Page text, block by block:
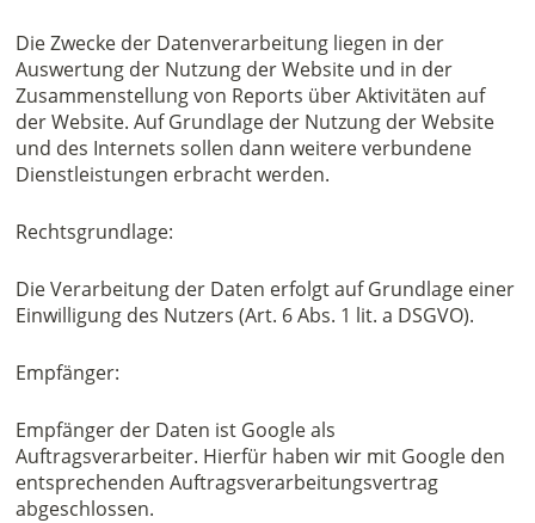
Die Zwecke der Datenverarbeitung liegen in der
Auswertung der Nutzung der Website und in der
Zusammenstellung von Reports über Aktivitäten auf
der Website. Auf Grundlage der Nutzung der Website
und des Internets sollen dann weitere verbundene
Dienstleistungen erbracht werden.
Rechtsgrundlage:
Die Verarbeitung der Daten erfolgt auf Grundlage einer
Einwilligung des Nutzers (Art. 6 Abs. 1 lit. a DSGVO).
Empfänger:
Empfänger der Daten ist Google als
Auftragsverarbeiter. Hierfür haben wir mit Google den
entsprechenden Auftragsverarbeitungsvertrag
abgeschlossen.